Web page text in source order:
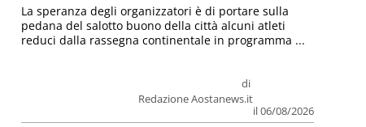
di
Redazione Aostanews.it
il 06/08/2026
La speranza degli organizzatori è di portare sulla
pedana del salotto buono della città alcuni atleti
reduci dalla rassegna continentale in programma ...